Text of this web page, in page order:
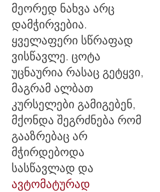
მეორედ ნახვა არც
დამჭირვებია.
ყველაფერი სწრაფად
ვისწავლე. ცოტა
უცნაურია რასაც გეტყვი,
მაგრამ ალბათ
კურსელები გამიგებენ,
მქონდა შეგრძნება რომ
გააზრებაც არ
მჭირდებოდა
სასწავლად და
ავტომატურად